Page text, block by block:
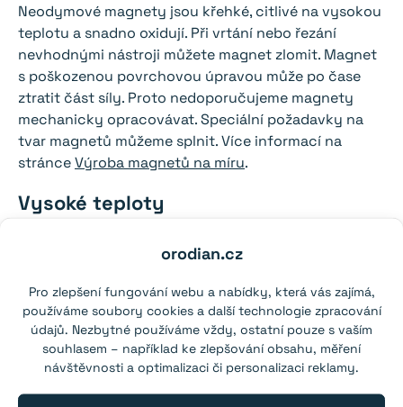
orodian.cz
Pro zlepšení fungování webu a nabídky, která vás zajímá,
používáme soubory cookies a další technologie zpracování
údajů. Nezbytné používáme vždy, ostatní pouze s vaším
souhlasem – například ke zlepšování obsahu, měření
návštěvnosti a optimalizaci či personalizaci reklamy.
Neodymové magnety jsou křehké, citlivé na vysokou
teplotu a snadno oxidují. Při vrtání nebo řezání
nevhodnými nástroji můžete magnet zlomit. Magnet
s poškozenou povrchovou úpravou může po čase
ztratit část síly. Proto nedoporučujeme magnety
mechanicky opracovávat. Speciální požadavky na
tvar magnetů můžeme splnit. Více informací na
stránceVýroba magnetů na míru.
Vysoké teploty
někdy i při nižších teplotách
Pokud potřebujete magnet s vyšší teplotní odolností,
podívejte se do kategorie magnety s vysokou
teplotní odolností. Nízké teploty magnetům nevadí.
Další informace